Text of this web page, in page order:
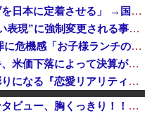
高市総理「物価上昇を上回る賃上げを日本に定着させる」 →国家公務員月給3.51％増へ 地方公務員も追随する見通し
日本の古典作品が”現代にふさわしい表現”に強制変更される事態が進行中、今の価値観に照らせば……
社民党 福島みずほ党首、国旗損壊罪に危機感「お子様ランチの日の丸は折っても破っても処罰されない、 どうでしょう。本当にそうなのか」
高値で米を大量に仕入れた米卸大手、米価下落によって決算が凄まじいことになっている模様
【悲報】ゆうちゃみの暴露で浮き彫りになる『恋愛リアリティー番組』の裏側がヤバイ・・・・・
アメリカの終戦に立ちはだかる壁、イスラエルはトランプ和平案に「同意せず」！
姫野美南アナ ピタピタ衣装でインタビュー、胸くっきり！！【GIF動画あり】